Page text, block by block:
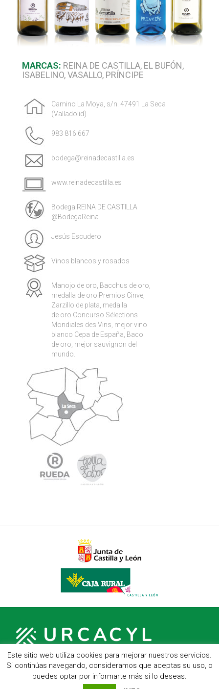
MARCAS: REINA DE CASTILLA, EL BUFÓN,
ISABELINO, VASALLO, PRÍNCIPE
Camino La Moya, s/n. 47491 La Seca
(Valladolid).
983 816 667
bodega@reinadecastilla.es
www.reinadecastilla.es
Bodega REINA DE CASTILLA
@BodegaReina
Jesús Escudero
Vinos blancos y rosados
Manojo de oro, Bacchus de oro,
medalla de oro Premios Cinve,
Zarzillo de plata, medalla
de oro Concurso Sélections
Mondiales des Vins, mejor vino
blanco Cepa de España, Baco
de oro, mejor sauvignon del
mundo.
C/ Hípica, 1, entreplanta - 47007 Valladolid
Este sitio web utiliza cookies para mejorar nuestros servicios.
Si continúas navegando, consideramos que aceptas su uso, o
puedes optar por informarte más si lo deseas.